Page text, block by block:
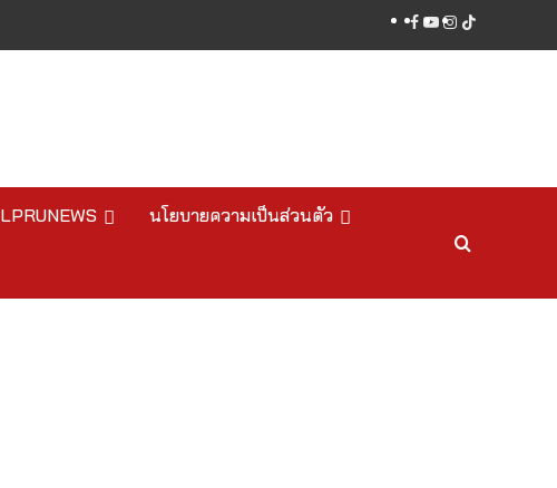
facebook
youtube
instagram
tiktok
LPRUNEWS นโยบายความเป็นส่วนตัว